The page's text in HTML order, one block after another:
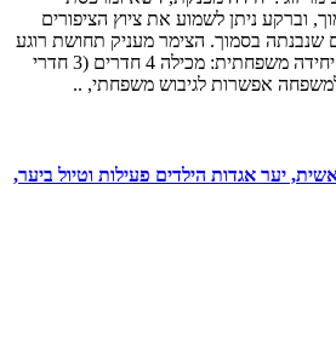
וברקע ניתן לשמוע את ציוץ הציפורים
שנבנתה בסמוך. הצימר מעניק תחושת רוגע
והזדמנות להתחדשות זוגית. יחידה משפחתית: מכילה 4 חדרים (3 חדרי
אפשרות לגיבוש משפחתי, ..
יער אגדות הילדים פעילות וטיול ביער,